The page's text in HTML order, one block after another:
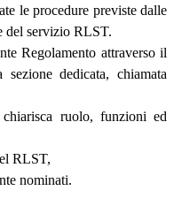
le procedure previste dalle
del servizio RLST.
Regolamento attraverso il
dedicata, chiamata
ruolo, funzioni ed
RLST,
nominati.